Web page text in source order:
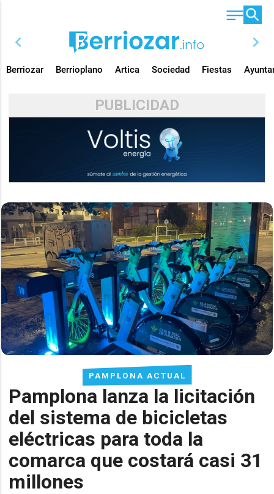
chevron_left chevron_right
Berriozar Berrioplano Artica Sociedad Fiestas
PUBLICIDAD
PAMPLONA ACTUAL
Pamplona lanza la licitación
del sistema de bicicletas
eléctricas para toda la
comarca que costará casi 31
millones